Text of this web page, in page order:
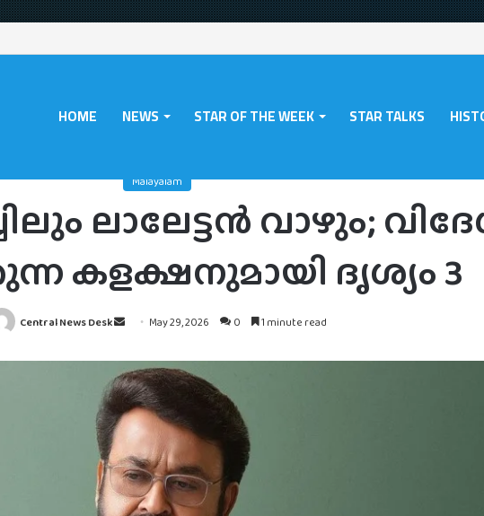
HOME NEWS STAR OF THE WEEK STAR TALKS
Malayalam
ലാലേട്ടൻ വാഴും;
കളക്ഷനുമായി ദൃശ്യം 3
Central News Desk
Send
email
May 29, 2026 0 1 minute read